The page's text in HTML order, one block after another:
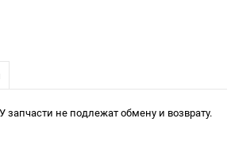
запчасти не подлежат обмену и возврату.